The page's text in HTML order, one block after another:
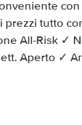
con
tutto
All-Risk ✓
Aperto ✓